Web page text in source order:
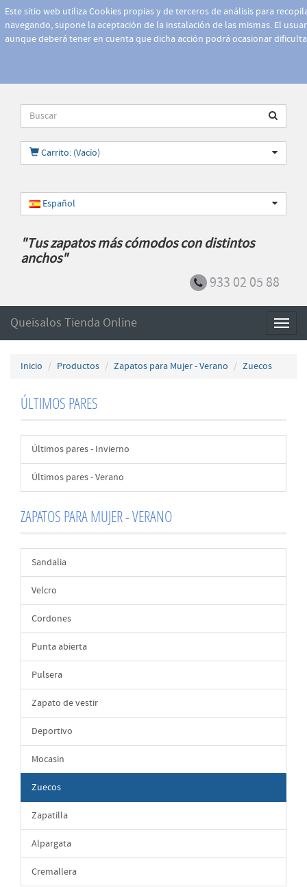
Este sitio web utiliza Cookies propias y de terceros de análisis para
navegando, supone la aceptación de la instalación de las mismas. El
aunque deberá tener en cuenta que dicha acción podrá ocasionar
Carrito: (Vacío)
Español
"Tus zapatos más cómodos con distintos
anchos"
933 02 05 88
Queisalos Tienda Online
Inicio Productos Zapatos para Mujer - Verano Zuecos
ÚLTIMOS PARES
Últimos pares - Invierno
Últimos pares - Verano
ZAPATOS PARA MUJER - VERANO
Sandalia
Velcro
Cordones
Punta abierta
Pulsera
Zapato de vestir
Deportivo
Mocasin
Zuecos
Zapatilla
Alpargata
Cremallera